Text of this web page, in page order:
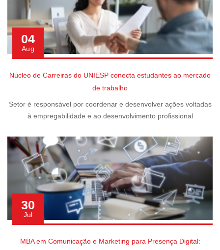
04
Aug
Núcleo de Carreiras do UNIESP conecta estudantes ao mercado
de trabalho
Setor é responsável por coordenar e desenvolver ações voltadas
à empregabilidade e ao desenvolvimento profissional
30
Jul
MBA em Comunicação e Marketing para Presença Digital: